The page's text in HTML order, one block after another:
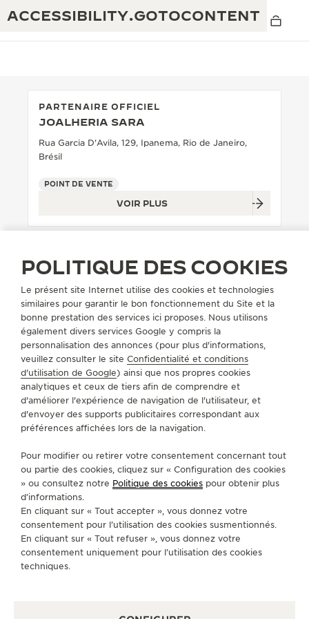
ACCESSIBILITY.GOTOCONTENT
THE REVERSO 1931 CAFÉ
EXPOSITION « THE PERPETUAL
EXPOSITION « THE DREAM SHAPER »
REVERSO, INTEMPORELLE DEPUIS 1931
LE VIRTUOSE DU SON
L’ODYSSÉE SIDÉRALE
LE PIONNIER DE LA PRÉCISION
VOIR LES ÉVÉNEMENTS
EXCELLENCE : PLUS DE 190 ANS
INGÉNIOSITÉ : PLUS DE 1 400 CALIBRES
SAVOIR-FAIRE : 108 MÉTIERS
PARTENAIRE OFFICIEL
JOALHERIA SARA
Rua Garcia D'Avila, 129, Ipanema, Rio de Janeiro,
Brésil
POINT DE VENTE
VOIR PLUS
TROUVER UNE BOUTIQUE TOUS LES MAGASINS
AMÉRIQUE DU SUDBRÉSILRIO DE JANEIRO
ACCÉDER À LA PAGE INSTAGRAM DE
ACCÉDER À LA PAGE LINKEDIN DE
ALLER SUR LA PAGE JAEGER-
ACCÉDER À LA PAGE
ALLER SUR LA PAGE
ALLER SUR LA
S'INSCRIRE À LA NEWSLETTER
A PROPOS DE NOUS
SERVICES
CONTACT
POLITIQUE DES COOKIES
Le présent site Internet utilise des cookies et technologies
similaires pour garantir le bon fonctionnement du Site et la
bonne prestation des services ici proposes. Nous utilisons
également divers services Google y compris la
personnalisation des annonces (pour plus d'informations,
veuillez consulter le site Confidentialité et conditions
d'utilisation de Google) ainsi que nos propres cookies
analytiques et ceux de tiers afin de comprendre et
d'améliorer l'expérience de navigation de l'utilisateur, et
d'envoyer des supports publicitaires correspondant aux
préférences affichées lors de la navigation.
Pour modifier ou retirer votre consentement concernant tout
ou partie des cookies, cliquez sur « Configuration des cookies
» ou consultez notre Politique des cookies pour obtenir plus
d’informations.
En cliquant sur « Tout accepter », vous donnez votre
consentement pour l’utilisation des cookies susmentionnés.
En cliquant sur « Tout refuser », vous donnez votre
consentement uniquement pour l’utilisation des cookies
techniques.